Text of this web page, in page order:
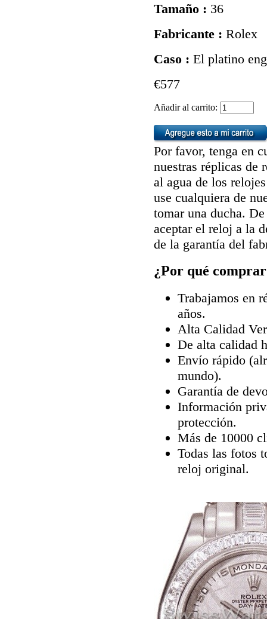
Tamaño : 36
Fabricante : Rolex
Caso : El platino
€577
Añadir al carrito:
Por favor, tenga en
nuestras réplicas de
al agua de los
use cualquiera de
tomar una ducha.
aceptar el reloj a la
de la garantía del
¿Por qué
Trabajamos en
años.
Alta Calidad
De alta calidad
Envío rápido
mundo).
Garantía de
Información
protección.
Más de 10000
Todas las fotos
reloj original.